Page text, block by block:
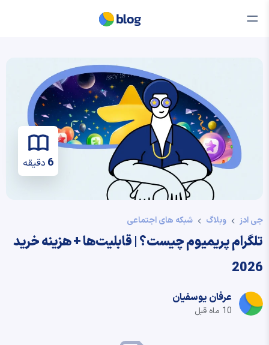
6 دقیقه
جی ادز وبلاگ شبکه های اجتماعی
تلگرام پریمیوم چیست؟ | قابلیت‌ها + هزینه خرید
2026
عرفان یوسفیان
10 ماه قبل